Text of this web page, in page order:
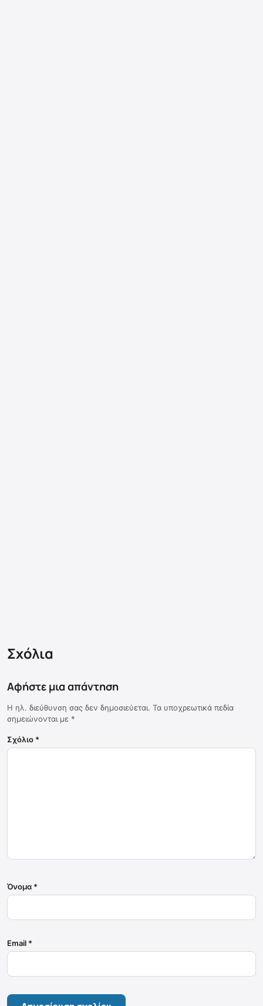
Σχόλια
Αφήστε μια απάντηση
Η ηλ. διεύθυνση σας δεν δημοσιεύεται. Τα υποχρεωτικά πεδία
σημειώνονται με *
Σχόλιο *
Όνομα *
Email *